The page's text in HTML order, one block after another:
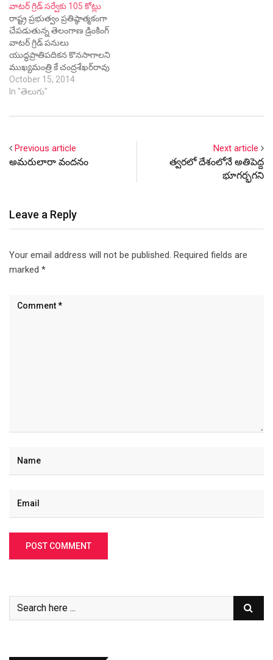
ముఖ్యకార్యదర్శి నర్సింగరావు,
పంచాయితీ రాజ్ ముఖ్యకార్యదర్శి
రేమండ్ పీటర్, వాటర్ గ్రిడ్
కార్పొరేషన్ ఎండీ శాలిని మిశ్రా,
ఆర్ధికశాఖ ముఖ్యకార్యదర్శి ప్రదీప్
చంద్ర తదితరులు పాల్గొన్నారు. ఈ
సందర్భంగా సీఎం మాట్లాడుతూ,
ప్రజలందరికీ…
వాటర్ గ్రిడ్ సర్వేకు 105 కోట్లు
రాష్ట్ర ప్రభుత్వం ప్రతిష్ఠాత్మకంగా
చేపడుతున్న తెలంగాణ డ్రింకింగ్
వాటర్ గ్రిడ్ పనులు
యుద్ధప్రాతిపదికన కొనసాగాలని
ముఖ్యమంత్రి కే చంద్రశేఖర్‌రావు
ఆదేశించారు. గ్రిడ్ సర్వే
పనులకోసం రూ.105 కోట్లు
సర్వే పనులను త్వరితగతిన
ప్రారంభించాలని ఆదేశించారు.
సచివాలయంలో మంగళవారం
నివేదికను సీఎం పరిశీలించారు.
October 15, 2014
In "తెలుగు"
Previous article
అమరులారా వందనం
Next article
త్వరలో దేశంలోనే అతిపెద్ద
భూగర్భగని
Leave a Reply
Your email address will not be published. Required fields are
marked *